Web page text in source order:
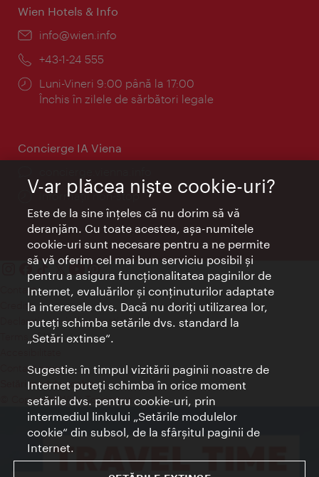
Wien Hotels & Info
E-
info@wien.info
Telefon:
+43-1-24 555
Program:
Luni-Vineri 9:00 până la 17:00
Închis în zilele de sărbători legale
Concierge IA Viena
Informații non-stop
Contact
Credits
Declaraţie privind protecţia datelor
Terms of Use
Contact presa
Setări module cookie
© Copyright Wien Tourismus
V-ar plăcea nişte cookie-uri?
Este de la sine înţeles că nu dorim să vă
deranjăm. Cu toate acestea, aşa-numitele
cookie-uri sunt necesare pentru a ne permite
să vă oferim cel mai bun serviciu posibil şi
pentru a asigura funcţionalitatea paginilor de
Internet, evaluărilor şi conţinuturilor adaptate
la interesele dvs. Dacă nu doriţi utilizarea lor,
puteţi schimba setările dvs. standard la
„Setări extinse“.
Sugestie: în timpul vizitării paginii noastre de
Internet puteţi schimba în orice moment
setările dvs. pentru cookie-uri, prin
intermediul linkului „Setările modulelor
cookie“ din subsol, de la sfârşitul paginii de
Internet.